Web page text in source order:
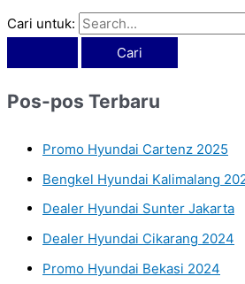
Cari untuk:
Pos-pos Terbaru
Promo Hyundai Cartenz 2025
Bengkel Hyundai Kalimalang
Dealer Hyundai Sunter Jakarta
Dealer Hyundai Cikarang 2024
Promo Hyundai Bekasi 2024